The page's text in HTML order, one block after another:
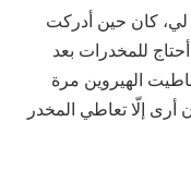
Arabic
Ukrainian
Czech
Turkish
لي، كان حين أدركت
للمخدرات بعد
الهيروين مرة
إلّا تعاطي المخدر